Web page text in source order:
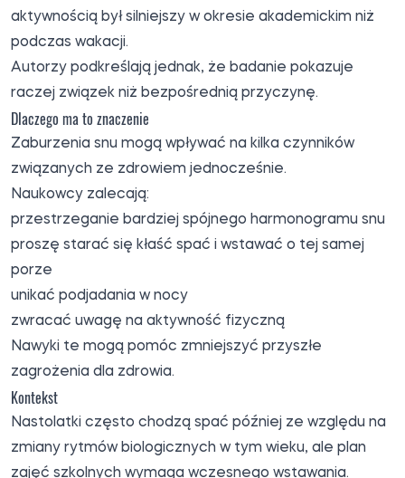
aktywnością był silniejszy w okresie akademickim niż
podczas wakacji.
Autorzy podkreślają jednak, że badanie pokazuje
raczej związek niż bezpośrednią przyczynę.
Dlaczego ma to znaczenie
Zaburzenia snu mogą wpływać na kilka czynników
związanych ze zdrowiem jednocześnie.
Naukowcy zalecają:
przestrzeganie bardziej spójnego harmonogramu snu
proszę starać się kłaść spać i wstawać o tej samej
porze
unikać podjadania w nocy
zwracać uwagę na aktywność fizyczną
Nawyki te mogą pomóc zmniejszyć przyszłe
zagrożenia dla zdrowia.
Kontekst
Nastolatki często chodzą spać później ze względu na
zmiany rytmów biologicznych w tym wieku, ale plan
zajęć szkolnych wymaga wczesnego wstawania.